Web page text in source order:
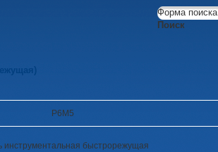
Форма поиска
Поиск
Р6М5
инструментальная быстрорежущая